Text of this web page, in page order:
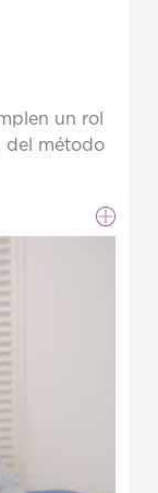
un rol
del método